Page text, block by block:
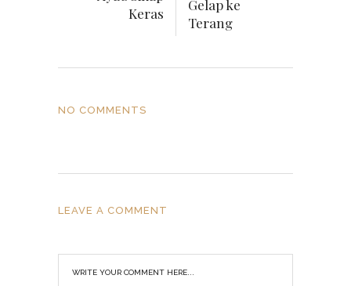
Keras
Gelap ke
Terang
NO COMMENTS
LEAVE A COMMENT